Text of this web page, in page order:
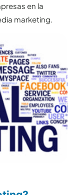
en la
marketing.